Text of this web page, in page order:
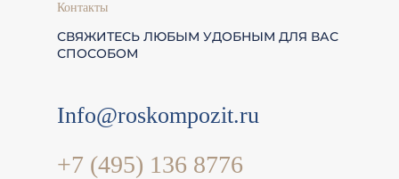
Контакты
СВЯЖИТЕСЬ ЛЮБЫМ УДОБНЫМ ДЛЯ ВАС
СПОСОБОМ
Info@roskompozit.ru
+7 (495) 136 8776